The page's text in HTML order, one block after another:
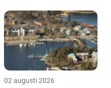
02 augusti 2026